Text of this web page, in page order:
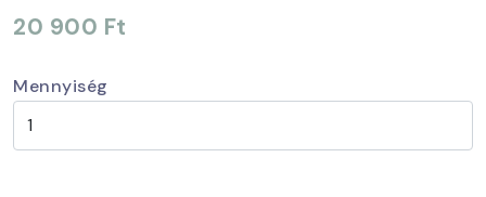
20 900 Ft
Mennyiség